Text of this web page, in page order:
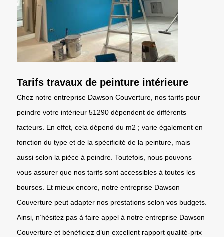
Tarifs travaux de peinture intérieure
Chez notre entreprise Dawson Couverture, nos tarifs pour
peindre votre intérieur 51290 dépendent de différents
facteurs. En effet, cela dépend du m2 ; varie également en
fonction du type et de la spécificité de la peinture, mais
aussi selon la pièce à peindre. Toutefois, nous pouvons
vous assurer que nos tarifs sont accessibles à toutes les
bourses. Et mieux encore, notre entreprise Dawson
Couverture peut adapter nos prestations selon vos budgets.
Ainsi, n’hésitez pas à faire appel à notre entreprise Dawson
Couverture et bénéficiez d’un excellent rapport qualité-prix